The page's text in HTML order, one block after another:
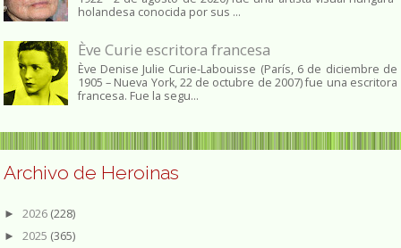
holandesa conocida por sus ...
Ève Curie escritora francesa
Ève Denise Julie Curie-Labouisse (París, 6 de diciembre de
1905 – Nueva York, 22 de octubre de 2007) fue una escritora
francesa. Fue la segu...
Archivo de Heroinas
► 2026 (228)
► 2025 (365)